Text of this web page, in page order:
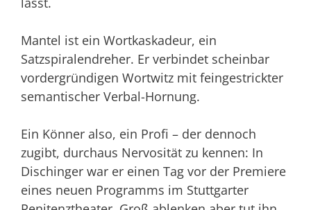
Mantel ist ein Wortkaskadeur, ein
Satzspiralendreher. Er verbindet scheinbar
vordergründigen Wortwitz mit feingestrickter
semantischer Verbal-Hornung.
Ein Könner also, ein Profi – der dennoch
zugibt, durchaus Nervosität zu kennen: In
Dischinger war er einen Tag vor der Premiere
eines neuen Programms im Stuttgarter